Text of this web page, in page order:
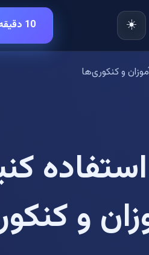
☀️ 10 دقیقه مشاوره رایگان
و کنکوری‌ها
و